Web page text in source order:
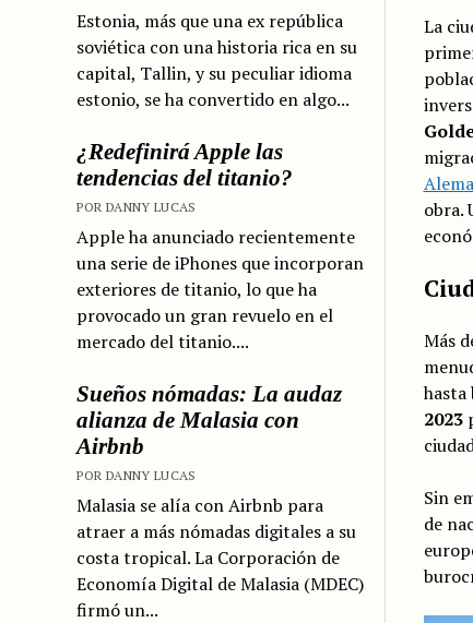
Estonia, más que una ex república
soviética con una historia rica en su
capital, Tallin, y su peculiar idioma
estonio, se ha convertido en algo...
¿Redefinirá Apple las
tendencias del titanio?
POR DANNY LUCAS
Apple ha anunciado recientemente
una serie de iPhones que incorporan
exteriores de titanio, lo que ha
provocado un gran revuelo en el
mercado del titanio....
Sueños nómadas: La audaz
alianza de Malasia con
Airbnb
POR DANNY LUCAS
Malasia se alía con Airbnb para
atraer a más nómadas digitales a su
costa tropical. La Corporación de
Economía Digital de Malasia (MDEC)
firmó un...
La
obra.
Más
hasta
2023
Sin
de